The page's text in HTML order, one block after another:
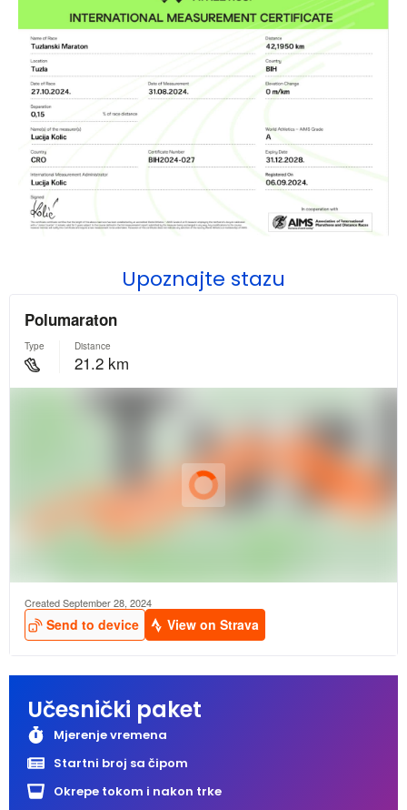
Upoznajte stazu
Učesnički paket
Mjerenje vremena
Startni broj sa čipom
Okrepe tokom i nakon trke